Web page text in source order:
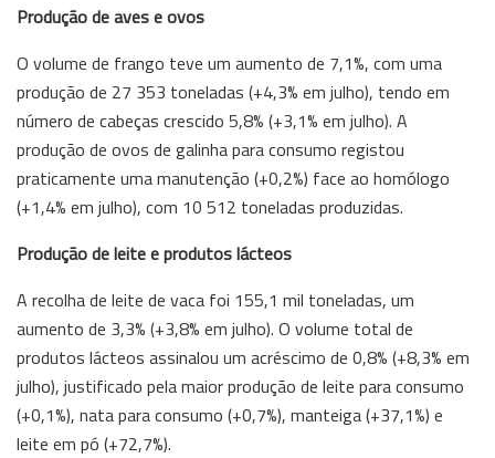
Produção de aves e ovos
O volume de frango teve um aumento de 7,1%, com uma
produção de 27 353 toneladas (+4,3% em julho), tendo em
número de cabeças crescido 5,8% (+3,1% em julho). A
produção de ovos de galinha para consumo registou
praticamente uma manutenção (+0,2%) face ao homólogo
(+1,4% em julho), com 10 512 toneladas produzidas.
Produção de leite e produtos lácteos
A recolha de leite de vaca foi 155,1 mil toneladas, um
aumento de 3,3% (+3,8% em julho). O volume total de
produtos lácteos assinalou um acréscimo de 0,8% (+8,3% em
julho), justificado pela maior produção de leite para consumo
(+0,1%), nata para consumo (+0,7%), manteiga (+37,1%) e
leite em pó (+72,7%).